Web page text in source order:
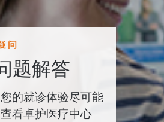
问
题解答
的就诊体验尽可能
看卓护医疗中心